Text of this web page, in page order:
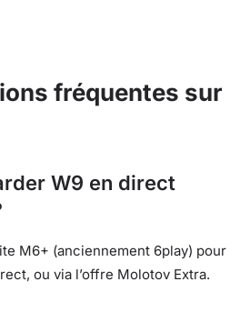
fréquentes sur
W9 en direct
M6+ (anciennement 6play) pour
ou via l’offre Molotov Extra.